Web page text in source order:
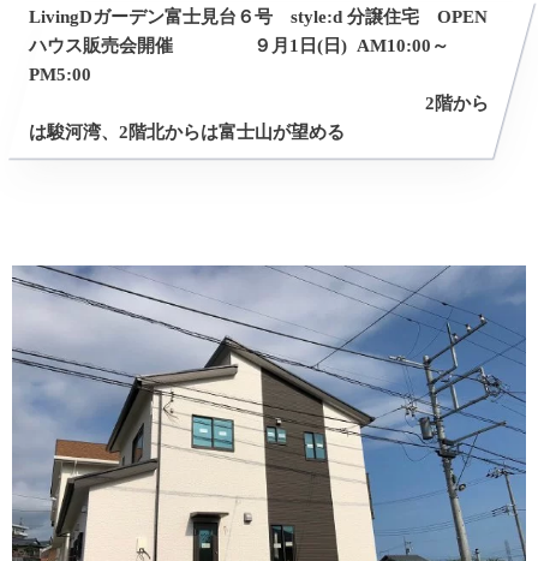
LivingDガーデン富士見台６号 style:d 分譲住宅 OPEN
ハウス販売会開催 ９月1日(日) AM10:00～
PM5:00
2階から
は駿河湾、2階北からは富士山が望める